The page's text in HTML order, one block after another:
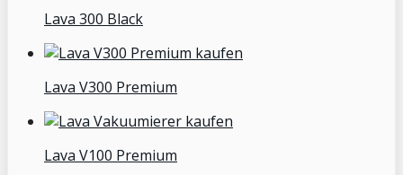
Lava 300 Black
Lava V300 Premium
Lava V100 Premium